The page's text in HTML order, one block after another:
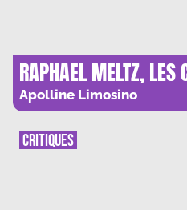
RAPHAEL MELTZ, LES
INVISIBLES
Apolline Limosino
CRITIQUES